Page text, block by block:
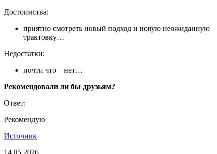
Достоинства:
приятно смотреть новый подход и новую неожиданную
трактовку…
Недостатки:
почти что – нет…
Рекомендовали ли бы друзьям?
Ответ:
Рекомендую
Источник
14.05.2026